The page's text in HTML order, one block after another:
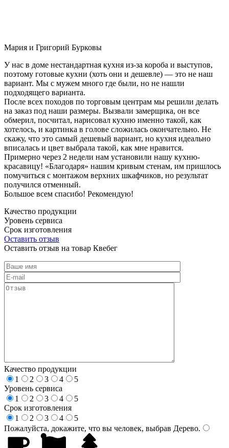
Мария и Григорий Бурковы
У нас в доме нестандартная кухня из-за короба и выступов,
поэтому готовые кухни (хоть они и дешевле) — это не наш
вариант. Мы с мужем много где были, но не нашли
подходящего варианта.
После всех походов по торговым центрам мы решили делать
на заказ под наши размеры. Вызвали замерщика, он все
обмерил, посчитал, нарисовал кухню именно такой, как
хотелось, и картинка в голове сложилась окончательно. Не
скажу, что это самый дешевый вариант, но кухня идеально
вписалась и цвет выбрала такой, как мне нравится.
Примерно через 2 недели нам установили нашу кухню-
красавицу! «Благодаря» нашим кривым стенам, им пришлось
помучиться с монтажом верхних шкафчиков, но результат
получился отменный.
Большое всем спасибо! Рекомендую!
Качество продукции
Уровень сервиса
Срок изготовления
Оставить отзыв
Оставить отзыв на товар Квебег
Качество продукции
1
2 3 4
5
Уровень сервиса
1
2 3 4
5
Срок изготовления
1
2 3 4
5
Пожалуйста, докажите, что вы человек, выбрав Дерево.